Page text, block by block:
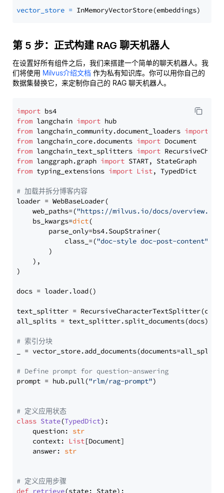
vector_store =
第 5 步：正式构建 RAG 聊天机器人
在设置好所有组件之后，我们来搭建一个简单的聊天机器人。我
们将使用 Milvus介绍文档 作为私有知识库。你可以用你自己的
数据集替换它，来定制你自己的 RAG 聊天机器人。
import
from langchain import
from langchain_community.document_loaders import
from langchain_core.documents import
from langchain_text_splitters import
from langgraph.graph import
from typing_extensions import List, TypedDict
# 加载并拆分博客内容
loader = WebBaseLoader(
    web_paths=(
"https://milvus.io/docs/overview.md"
    bs_kwargs=
dict(
        parse_only=bs4.SoupStrainer(
            class_=(
"doc-style doc-post-content"
        )
    ),
)
docs = loader.load()
text_splitter =
all_splits = text_splitter.split_documents(docs)
# 索引分块
_ = vector_store.add_documents(documents=all_splits)
# Define prompt for question-answering
prompt = hub.pull("rlm/rag-prompt")
# 定义应用状态
class State(TypedDict):
    question:
str
    context:
List[Document]
    answer:
str
# 定义应用步骤
def retrieve(state: State):